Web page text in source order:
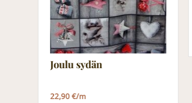
Joulu sydän
22,90 €/m